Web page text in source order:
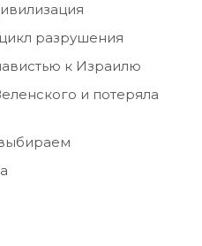
разрушения
к Израилю
и потеряла